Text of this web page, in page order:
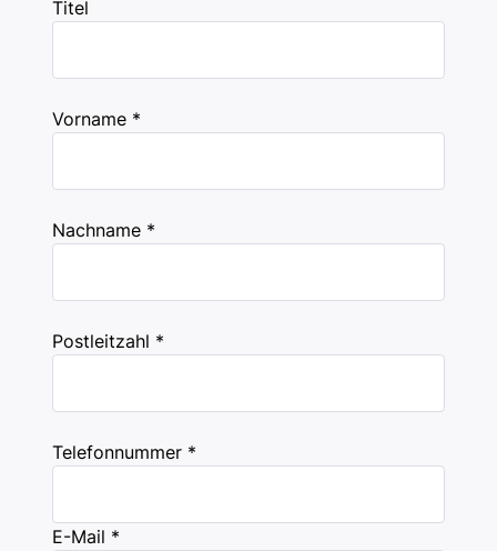
Titel
Vorname *
Nachname *
Postleitzahl *
Telefonnummer *
E-Mail *